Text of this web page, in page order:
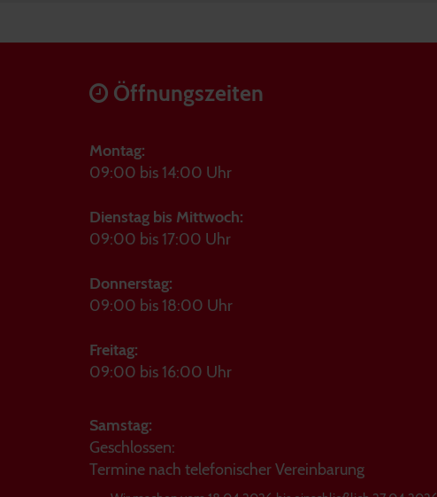
Öffnungszeiten
Montag:
09:00 bis 14:00 Uhr
Dienstag bis Mittwoch:
09:00 bis 17:00 Uhr
Donnerstag:
09:00 bis 18:00 Uhr
Freitag:
09:00 bis 16:00 Uhr
Samstag:
Geschlossen:
Termine nach telefonischer Vereinbarung